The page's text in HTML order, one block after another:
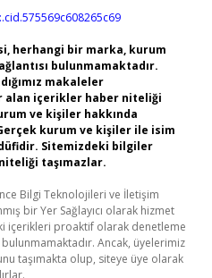
herhangi bir marka, kurum
bulunmamaktadır.
makaleler
alan içerikler haber niteliği
ve kişiler hakkında
kurum ve kişiler ile isim
Sitemizdeki bilgiler
taşımazlar.
Bilgi Teknolojileri ve İletişim
bir Yer Sağlayıcı olarak hizmet
içerikleri proaktif olarak denetleme
Ancak, üyelerimiz
taşımakta olup, siteye üye olarak